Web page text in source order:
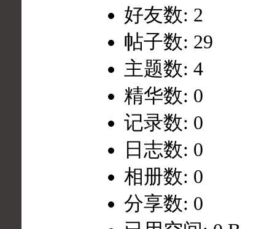
好友数: 2
帖子数: 29
主题数: 4
精华数: 0
记录数: 0
日志数: 0
相册数: 0
分享数: 0